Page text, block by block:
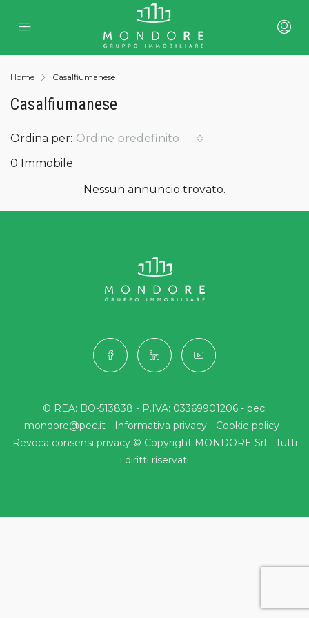
Home Casalfiumanese
Casalfiumanese
0 Immobile
Ordina per: Ordine predefinito
Nessun annuncio trovato.
© REA: BO-513838 - P.IVA: 03369901206 - pec:
mondore@pec.it - Informativa privacy- Cookie policy-
Revoca consensi privacy© Copyright MONDORE Srl - Tutti
i diritti riservati